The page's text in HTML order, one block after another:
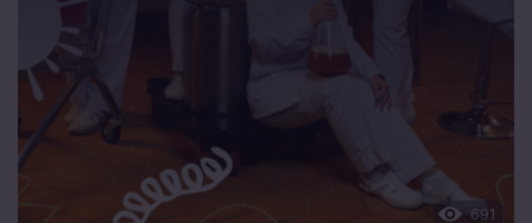
691